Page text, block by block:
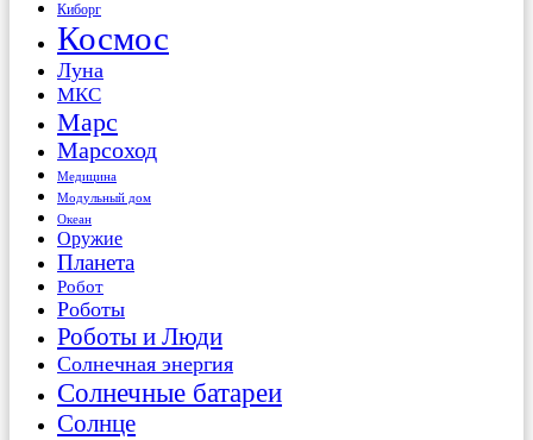
Киборг
Космос
Луна
МКС
Марс
Марсоход
Медицина
Модульный дом
Океан
Оружие
Планета
Робот
Роботы
Роботы и Люди
Солнечная энергия
Солнечные батареи
Солнце